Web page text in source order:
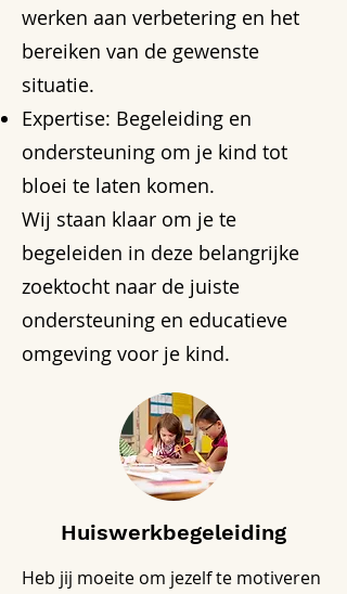
werken aan verbetering en het
bereiken van de gewenste
situatie.
Expertise: Begeleiding en
ondersteuning om je kind tot
bloei te laten komen.
Wij staan klaar om je te
begeleiden in deze belangrijke
zoektocht naar de juiste
ondersteuning en educatieve
omgeving voor je kind.
Huiswerkbegeleiding
Heb jij moeite om jezelf te motiveren